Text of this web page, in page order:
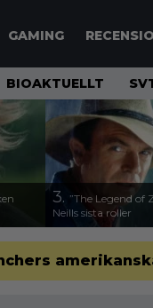
GAMING
BIOAKTUELLT
3. ”The Legend of
Neills sista roller